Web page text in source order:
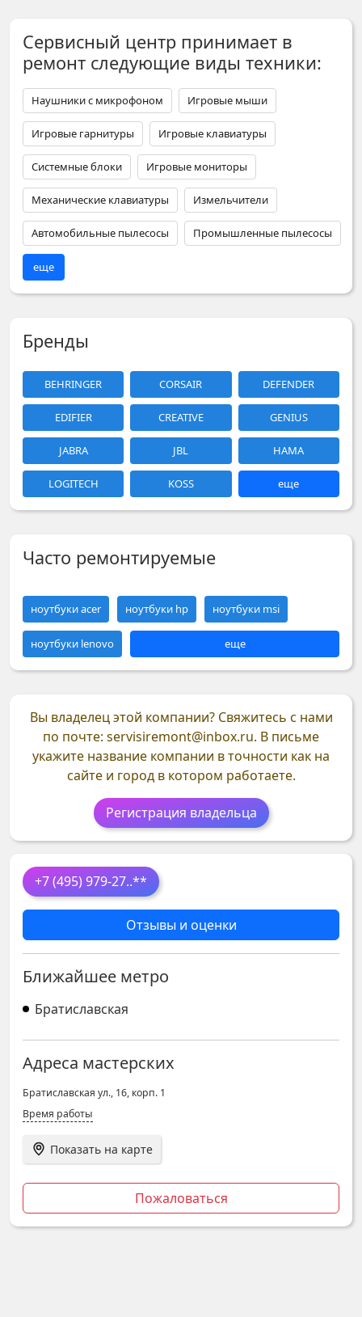
+7 (495) 979-27..**
Отзывы и оценки
Ближайшее метро
Братиславская
Адреса мастерских
Братиславская ул., 16, корп. 1
Время работы
Показать на карте
Пожаловаться
Сервисный центр принимает в
ремонт следующие виды техники:
Наушники с микрофоном Игровые мыши
Игровые гарнитуры Игровые клавиатуры
Системные блоки Игровые мониторы
Механические клавиатуры Измельчители
Автомобильные пылесосы Промышленные пылесосы
еще
Бренды
BEHRINGER CORSAIR DEFENDER
EDIFIER CREATIVE GENIUS
JABRA JBL HAMA
LOGITECH KOSS еще
Часто ремонтируемые
ноутбуки acer ноутбуки hp ноутбуки msi
ноутбуки lenovo еще
Вы владелец этой компании? Свяжитесь с нами
по почте: servisiremont@inbox.ru. В письме
укажите название компании в точности как на
сайте и город в котором работаете.
Регистрация владельца